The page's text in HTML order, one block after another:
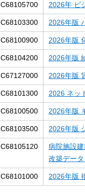
C68105700 2026年 ビ
C68103300 2026年版
C68100900 2026年版
C68104200 2026年版
C67127000 2026年版
C68101300 2026 ネッ
C68100500 2026年版
C68103500 2026年版
C68105120
病院施設
改築デー
C68101000 2026年版